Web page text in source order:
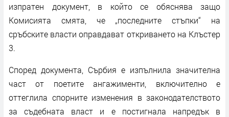
изпратен документ, в който се обяснява защо
Комисията смята, че „последните стъпки“ на
сръбските власти оправдават откриването на Клъстер
3.
Според документа, Сърбия е изпълнила значителна
част от поетите ангажименти, включително е
оттеглила спорните изменения в законодателството
за съдебната власт и е постигнала напредък в